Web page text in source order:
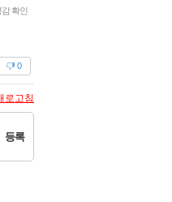
감 확인
0
로고침
등록